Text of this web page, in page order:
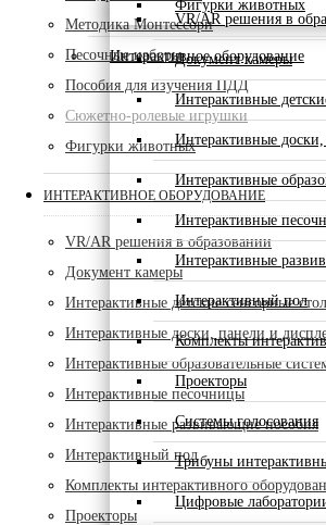
Фигурки животных
Интерактивное оборудование
VR/AR решения в
Документ камеры
Интерактивные
Интерактивные
Интерактивные
Интерактивные
Интерактивные
Интерактивный пол
Комплекты
Проекторы
Системы голосования
Трибуны
Цифровые
Методика Монтессори
Песочные наборы
Пособия для изучения ПДД
Сюжетно-ролевые игрушки
Фигурки животных
ИНТЕРАКТИВНОЕ ОБОРУДОВАНИЕ
VR/AR решения в образовании
Документ камеры
Интерактивные детские сенсорные
Интерактивные доски, панели и
Интерактивные образовательные
Интерактивные песочницы
Интерактивные развивающие пособия
Интерактивный пол
Комплекты интерактивного
Проекторы